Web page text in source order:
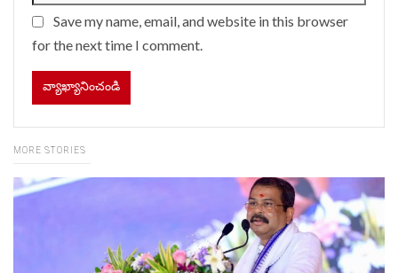
Save my name, email, and website in this browser
for the next time I comment.
MORE STORIES